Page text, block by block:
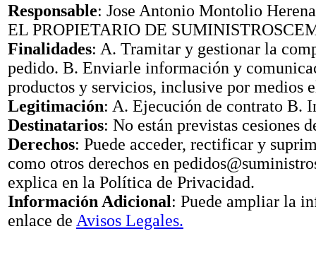
Responsable: Jose Antonio Montolio
EL PROPIETARIO DE
Finalidades: A. Tramitar y gestionar la
pedido. B. Enviarle información y
productos y servicios, inclusive por medios
Legitimación: A. Ejecución de contrato B.
Destinatarios: No están previstas cesiones
Derechos: Puede acceder, rectificar y
como otros derechos en
explica en la Política de Privacidad.
Información Adicional: Puede ampliar la
enlace de Avisos Legales.